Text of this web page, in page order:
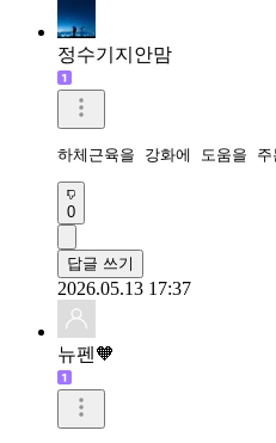
정수기지안맘
하체근육을 강화에 도움을
0
답글 쓰기
2026.05.13 17:37
뉴펜🧡